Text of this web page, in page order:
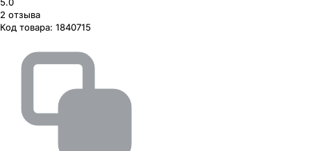
2 отзыва
Код товара: 1840715